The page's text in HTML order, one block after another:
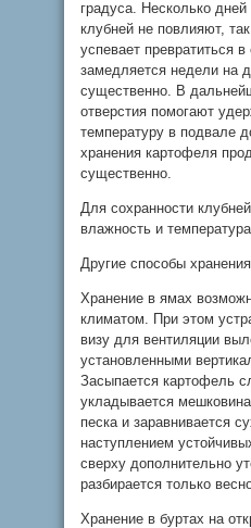
градуса. Несколько
клубней не повлияют,
успевает превратиться
замедляется недели на
существенно. В
отверстия помогают
температуру в подвале
хранения картофеля
существенно.
Для сохранности
влажность и
Другие способы
Хранение в ямах
климатом. При этом
визу для вентиляции
установленными
Засыпается картофель
укладывается
песка и заравнивается
наступлением
сверху дополнительно
разбирается только
Хранение в буртах на